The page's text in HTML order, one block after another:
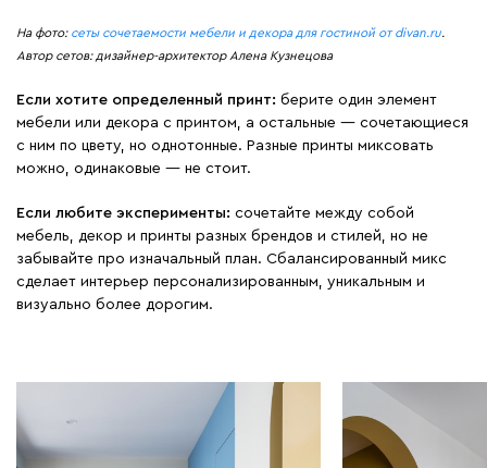
На фото: сеты сочетаемости мебели и декора для гостиной от divan.ru.
Автор сетов: дизайнер-архитектор Алена Кузнецова
Если хотите определенный принт: берите один элемент
мебели или декора с принтом, а остальные — сочетающиеся
с ним по цвету, но однотонные. Разные принты миксовать
можно, одинаковые — не стоит.
Если любите эксперименты: сочетайте между собой
мебель, декор и принты разных брендов и стилей, но не
забывайте про изначальный план. Сбалансированный микс
сделает интерьер персонализированным, уникальным и
визуально более дорогим.